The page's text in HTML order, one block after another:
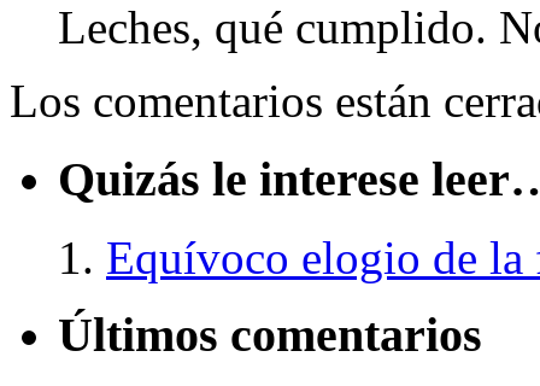
Leches, qué cumplido.
Los comentarios están
Quizás le interese
Equívoco elogio de la
Últimos comentarios